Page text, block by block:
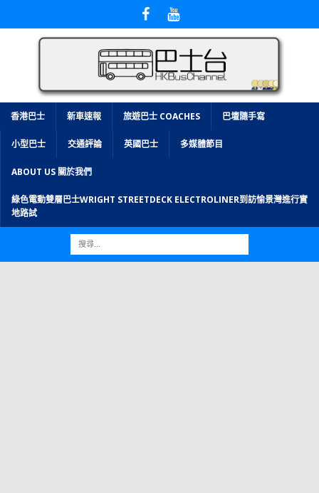
香港巴士 新車速報 旅遊巴士 COACHES 巴壇隨手寫
小型巴士 交通評論 英國巴士 多媒體節目
ABOUT US 關於我們
綠色電動雙層巴士WRIGHT STREETDECK ELECTROLINER到訪愉景灣進行實
地路試